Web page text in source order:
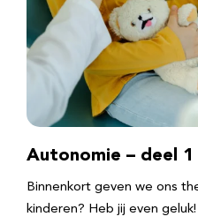
Autonomie – deel 1
Binnenkort geven we ons
kinderen? Heb jij even